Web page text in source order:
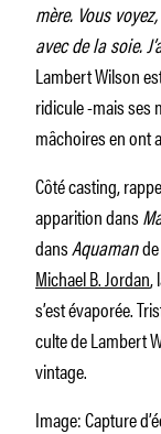
mère. Vous
avec de la soie.
Lambert Wilson
ridicule -mais ses
mâchoires en ont
Côté casting,
apparition dans
dansAquaman
Michael B. Jordan,
s’est évaporée.
culte de Lambert
vintage.
Image: Capture